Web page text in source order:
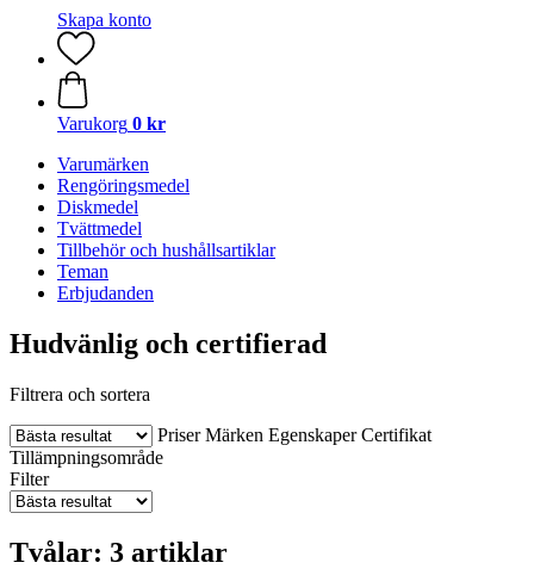
Skapa konto
Varukorg 0 kr
Varumärken
Rengöringsmedel
Diskmedel
Tvättmedel
Tillbehör och hushållsartiklar
Teman
Erbjudanden
Hudvänlig och certifierad
Filtrera och sortera
Priser Märken Egenskaper Certifikat
Tillämpningsområde
Filter
Tvålar: 3 artiklar